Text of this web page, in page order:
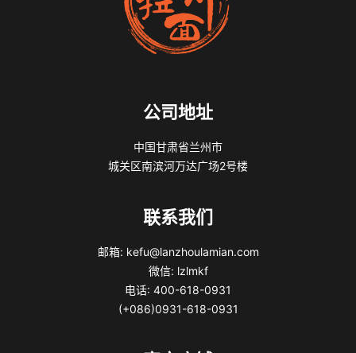
公司地址
中国甘肃省兰州市
城关区南滨河万达广场2号楼
联系我们
邮箱: kefu@lanzhoulamian.com
微信: lzlmkf
电话: 400-618-0931
(+086)0931-618-0931